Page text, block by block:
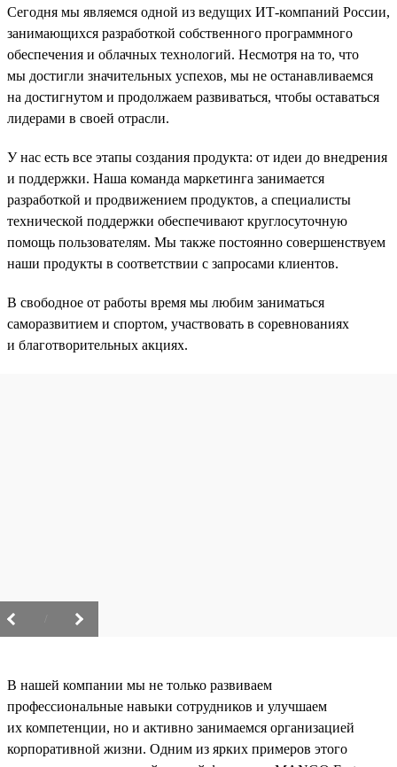
Сегодня мы являемся одной из ведущих ИТ-компаний России,
занимающихся разработкой собственного программного
обеспечения и облачных технологий. Несмотря на то, что
мы достигли значительных успехов, мы не останавливаемся
на достигнутом и продолжаем развиваться, чтобы оставаться
лидерами в своей отрасли.
У нас есть все этапы создания продукта: от идеи до внедрения
и поддержки. Наша команда маркетинга занимается
разработкой и продвижением продуктов, а специалисты
технической поддержки обеспечивают круглосуточную
помощь пользователям. Мы также постоянно совершенствуем
наши продукты в соответствии с запросами клиентов.
В свободное от работы время мы любим заниматься
саморазвитием и спортом, участвовать в соревнованиях
и благотворительных акциях.
В нашей компании мы не только развиваем
профессиональные навыки сотрудников и улучшаем
их компетенции, но и активно занимаемся организацией
корпоративной жизни. Одним из ярких примеров этого